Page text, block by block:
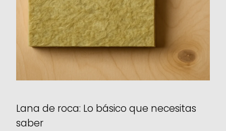
Lana de roca: Lo básico que necesitas
saber